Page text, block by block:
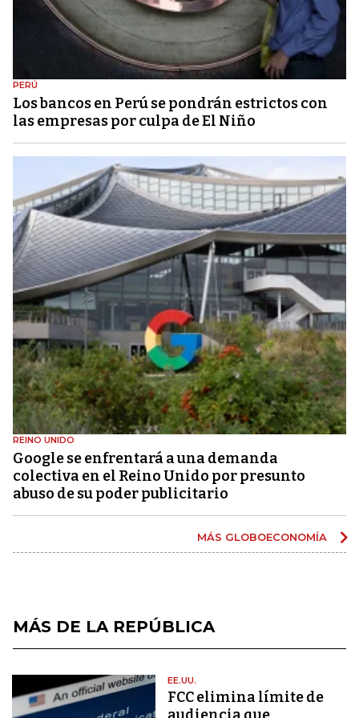
PERÚ
Los bancos en Perú se pondrán estrictos con
las empresas por culpa de El Niño
REINO UNIDO
Google se enfrentará a una demanda
colectiva en el Reino Unido por presunto
abuso de su poder publicitario
MÁS GLOBOECONOMÍA
MÁS DE LA REPÚBLICA
EE.UU.
FCC elimina límite de